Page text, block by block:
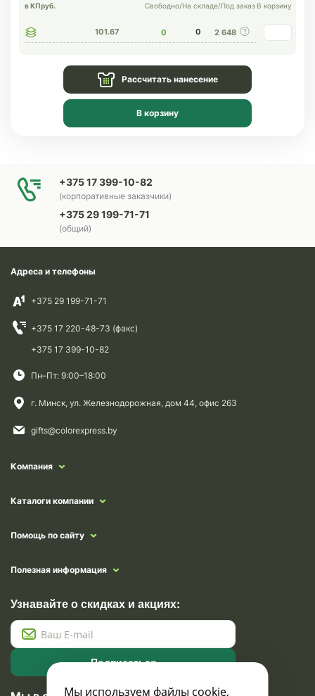
в КПруб. Свободно/На складе/Под заказ В корзину
101.67 0 0 2 648
Рассчитать нанесение
В корзину
+375 17 399-10-82
(корпоративные заказчики)
+375 29 199-71-71
(общий)
Адреса и телефоны
+375 29 199-71-71
+375 17 220-48-73 (факс)
+375 17 399-10-82
Пн–Пт: 9:00–18:00
г. Минск, ул. Железнодорожная, дом 44, офис 263
gifts@colorexpress.by
Компания
Каталоги компании
Помощь по сайту
Полезная информация
Узнавайте о скидках и акциях:
Подписаться
Мы используем файлы cookie,